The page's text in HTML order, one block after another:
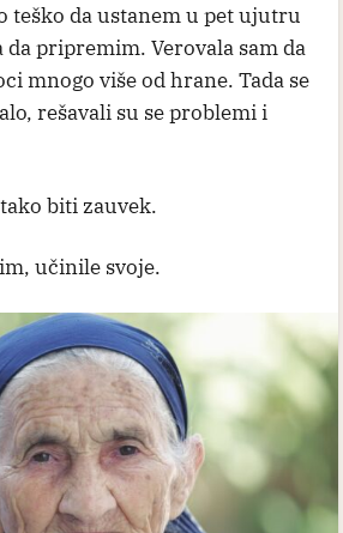
teško da ustanem u pet ujutru
da pripremim. Verovala sam da
mnogo više od hrane. Tada se
rešavali su se problemi i
biti zauvek.
učinile svoje.